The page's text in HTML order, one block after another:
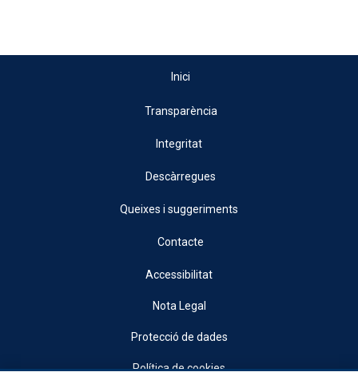
Inici
Transparència
Integritat
Descàrregues
Queixes i suggeriments
Contacte
Accessibilitat
Nota Legal
Protecció de dades
Política de cookies